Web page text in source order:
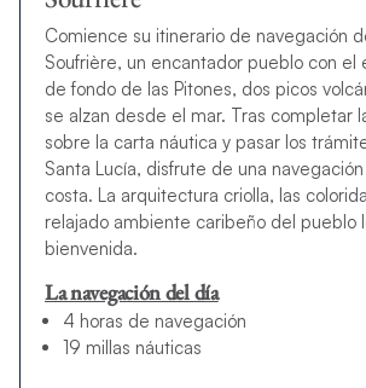
Comience su itinerario de navegación
Soufrière, un encantador pueblo con el
de fondo de las Pitones, dos picos
se alzan desde el mar. Tras completar
sobre la carta náutica y pasar los
Santa Lucía, disfrute de una
costa. La arquitectura criolla, las
relajado ambiente caribeño del pueblo
bienvenida.
La navegación del día
4 horas de navegación
19 millas náuticas